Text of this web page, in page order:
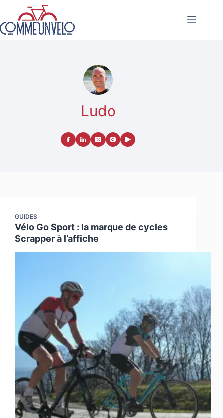
contenu
Ludo
GUIDES
Vélo Go Sport : la marque de cycles
Scrapper à l’affiche